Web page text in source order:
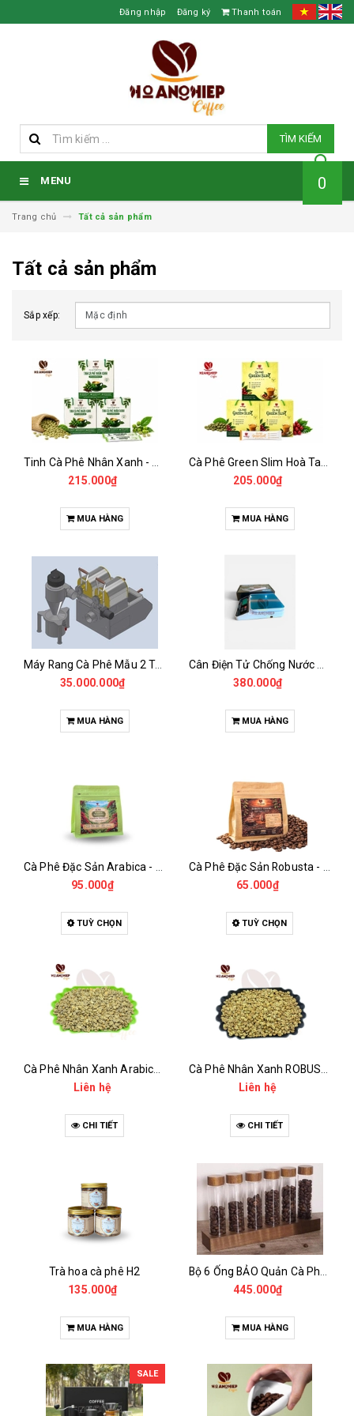
Đăng nhập Đăng ký Thanh toán
TÌM KIẾM
MENU 0
Trang chủ Tất cả sản phẩm
Tất cả sản phẩm
Sắp xếp:
215.000₫
MUA HÀNG
205.000₫
MUA HÀNG
Máy Rang Cà Phê Mẫu 2 Trống Rang (500+500gr)
35.000.000₫
MUA HÀNG
380.000₫
MUA HÀNG
95.000₫
TUỲ CHỌN
65.000₫
TUỲ CHỌN
Liên hệ
CHI TIẾT
Liên hệ
CHI TIẾT
Trà hoa cà phê H2
135.000₫
MUA HÀNG
445.000₫
MUA HÀNG
SALE